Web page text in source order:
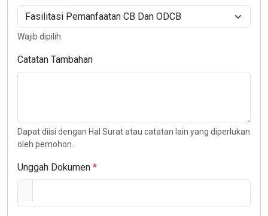
Wajib dipilih.
Catatan Tambahan
Dapat diisi dengan Hal Surat atau catatan lain yang diperlukan
oleh pemohon.
Unggah Dokumen